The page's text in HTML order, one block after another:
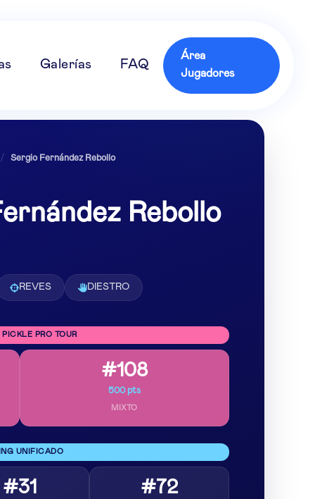
Galerías FAQ
Área
Jugadores
/ Sergio Fernández Rebollo
Rebollo
REVES DIESTRO
PICKLE PRO TOUR
#108
500 pts
MIXTO
UNIFICADO
#31 #72